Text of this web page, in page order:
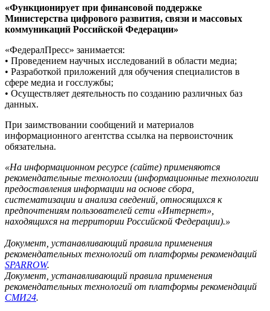
«Функционирует при финансовой поддержке
Министерства цифрового развития, связи и массовых
коммуникаций Российской Федерации»
«ФедералПресс» занимается:
• Проведением научных исследований в области медиа;
• Разработкой приложений для обучения специалистов в
сфере медиа и госслужбы;
• Осуществляет деятельность по созданию различных баз
данных.
При заимствовании сообщений и материалов
информационного агентства ссылка на первоисточник
обязательна.
«На информационном ресурсе (сайте) применяются
рекомендательные технологии (информационные технологии
предоставления информации на основе сбора,
систематизации и анализа сведений, относящихся к
предпочтениям пользователей сети «Интернет»,
находящихся на территории Российской Федерации).»
Документ, устанавливающий правила применения
рекомендательных технологий от платформы рекомендаций
SPARROW.
Документ, устанавливающий правила применения
рекомендательных технологий от платформы рекомендаций
СМИ24.